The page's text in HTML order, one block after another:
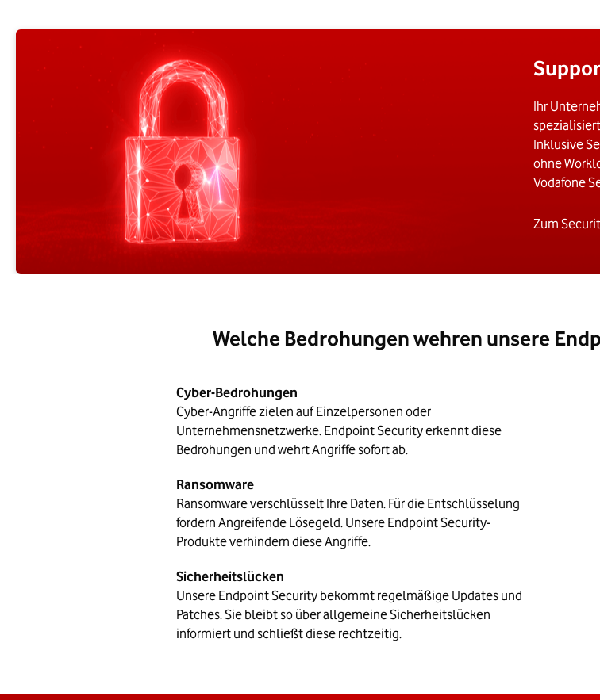
Ihr
Inklusive
ohne
Vodafone
Zum
Welche Bedrohungen wehren unsere
Cyber-Bedrohungen
Cyber-Angriffe zielen auf Einzelpersonen oder
Unternehmensnetzwerke. Endpoint Security erkennt diese
Bedrohungen und wehrt Angriffe sofort ab.
Ransomware
Ransomware verschlüsselt Ihre Daten. Für die Entschlüsselung
fordern Angreifende Lösegeld. Unsere Endpoint Security-
Produkte verhindern diese Angriffe.
Sicherheitslücken
Unsere Endpoint Security bekommt regelmäßige Updates und
Patches. Sie bleibt so über allgemeine Sicherheitslücken
informiert und schließt diese rechtzeitig.